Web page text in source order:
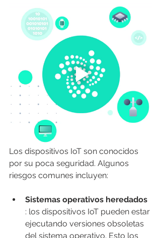
Los dispositivos IoT son conocidos
por su poca seguridad. Algunos
riesgos comunes incluyen:
Sistemas operativos heredados
: los dispositivos IoT pueden estar
ejecutando versiones obsoletas
del sistema operativo. Esto los